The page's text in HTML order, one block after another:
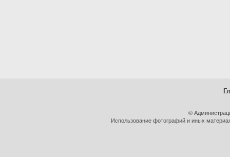
©
Использование фотографий и иных